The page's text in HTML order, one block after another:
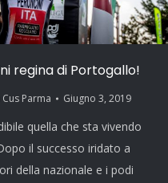
regina di Portogallo!
Parma Giugno 3, 2019
quella che sta vivendo
il successo iridato a
della nazionale e i podi